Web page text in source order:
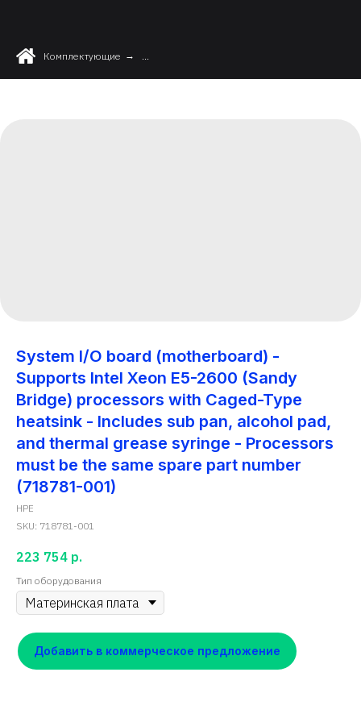
Комплектующие → ...
System I/O board (motherboard) -
Supports Intel Xeon E5-2600 (Sandy
Bridge) processors with Caged-Type
heatsink - Includes sub pan, alcohol pad,
and thermal grease syringe - Processors
must be the same spare part number
(718781-001)
HPE
SKU: 718781-001
223 754 р.
Тип оборудования
Добавить в коммерческое предложение